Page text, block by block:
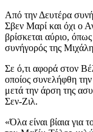
Από την Δευτέρα
Σβεν Μαρί και όχι ο
βρίσκεται αύριο,
συνήγορός της
Σε ό,τι αφορά στον
οποίος συνελήφθη
μετά την άρση της
Σεν-Ζιλ.
«Όλα είναι βίαια για